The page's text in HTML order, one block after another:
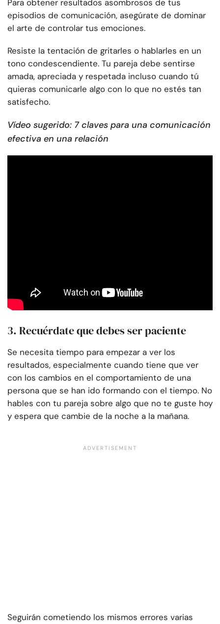
Para obtener resultados asombrosos de tus
episodios de comunicación, asegúrate de dominar
el arte de controlar tus emociones.
Resiste la tentación de gritarles o hablarles en un
tono condescendiente. Tu pareja debe sentirse
amada, apreciada y respetada incluso cuando tú
quieras comunicarle algo con lo que no estés tan
satisfecho.
Vídeo sugerido: 7 claves para una comunicación
efectiva en una relación
3. Recuérdate que debes ser paciente
Se necesita tiempo para empezar a ver los
resultados, especialmente cuando tiene que ver
con los cambios en el comportamiento de una
persona que se han ido formando con el tiempo. No
hables con tu pareja sobre algo que no te guste hoy
y espera que cambie de la noche a la mañana.
Seguirán cometiendo los mismos errores varias